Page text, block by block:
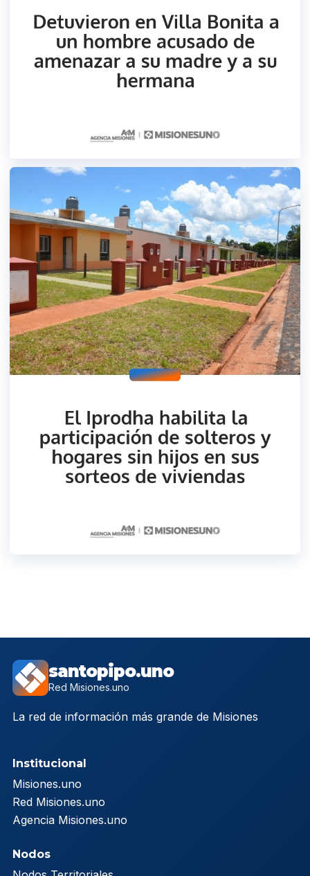
santopipo.uno
Red Misiones.uno
La red de información más grande de Misiones
Institucional
Misiones.uno
Red Misiones.uno
Agencia Misiones.uno
Nodos